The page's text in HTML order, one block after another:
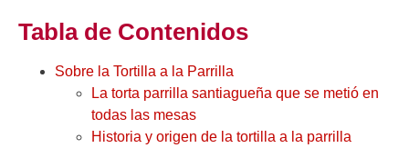
Tabla de Contenidos
Sobre la Tortilla a la Parrilla
La torta parrilla santiagueña que se metió en
todas las mesas
Historia y origen de la tortilla a la parrilla